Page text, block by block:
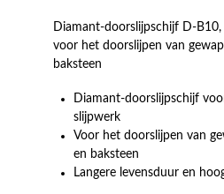
Diamant-doorslijpschijf D-
voor het doorslijpen van
baksteen
Diamant-doorslijpschijf
slijpwerk
Voor het doorslijpen van
en baksteen
Langere levensduur en